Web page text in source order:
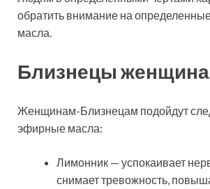
обратить внимание на
масла.
Близнецы женщина
Женщинам-Близнецам подойдут
эфирные масла:
Лимонник — успокаивает
снимает тревожность,